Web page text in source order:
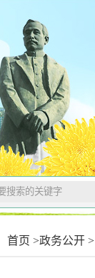
首页 >政务公开 >